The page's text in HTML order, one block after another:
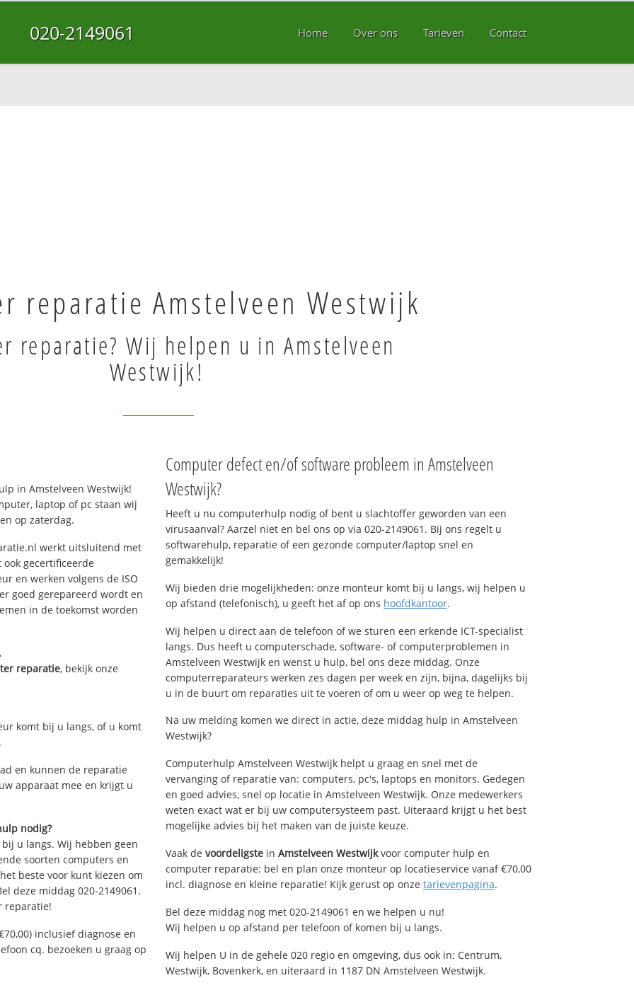
020-2149061 Home Over ons Tarieven Contact
reparatie Amstelveen Westwijk
reparatie? Wij helpen u in Amstelveen
Westwijk!
in Amstelveen Westwijk!
laptop of pc staan wij
op zaterdag.
werkt uitsluitend met
gecertificeerde
en werken volgens de ISO
goed gerepareerd wordt en
in de toekomst worden
reparatie, bekijk onze
komt bij u langs, of u komt
.
en kunnen de reparatie
apparaat mee en krijgt u
nodig?
u langs. Wij hebben geen
soorten computers en
beste voor kunt kiezen om
deze middag 020-2149061.
reparatie!
inclusief diagnose en
cq. bezoeken u graag op
Computer defect en/of software probleem in Amstelveen
Westwijk?
Heeft u nu computerhulp nodig of bent u slachtoffer geworden van een
virusaanval? Aarzel niet en bel ons op via 020-2149061. Bij ons regelt u
softwarehulp, reparatie of een gezonde computer/laptop snel en
gemakkelijk!
Wij bieden drie mogelijkheden: onze monteur komt bij u langs, wij helpen u
op afstand (telefonisch), u geeft het af op ons hoofdkantoor.
Wij helpen u direct aan de telefoon of we sturen een erkende ICT-specialist
langs. Dus heeft u computerschade, software- of computerproblemen in
Amstelveen Westwijk en wenst u hulp, bel ons deze middag. Onze
computerreparateurs werken zes dagen per week en zijn, bijna, dagelijks bij
u in de buurt om reparaties uit te voeren of om u weer op weg te helpen.
Na uw melding komen we direct in actie, deze middag hulp in Amstelveen
Westwijk?
Computerhulp Amstelveen Westwijk helpt u graag en snel met de
vervanging of reparatie van: computers, pc's, laptops en monitors. Gedegen
en goed advies, snel op locatie in Amstelveen Westwijk. Onze medewerkers
weten exact wat er bij uw computersysteem past. Uiteraard krijgt u het best
mogelijke advies bij het maken van de juiste keuze.
Vaak de voordeligste in Amstelveen Westwijkvoor computer hulp en
computer reparatie: bel en plan onze monteur op locatieservice vanaf €70,00
incl. diagnose en kleine reparatie! Kijk gerust op onze tarievenpagina.
Bel deze middag nog met 020-2149061 en we helpen u nu!
Wij helpen u op afstand per telefoon of komen bij u langs.
Wij helpen U in de gehele 020 regio en omgeving, dus ook in: Centrum,
Westwijk, Bovenkerk, en uiteraard in 1187 DN Amstelveen Westwijk.